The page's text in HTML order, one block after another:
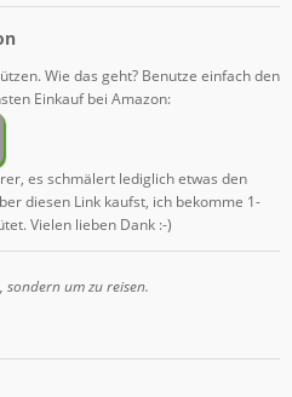
Wie das geht? Benutze einfach den
Einkauf bei Amazon:
es schmälert lediglich etwas den
diesen Link kaufst, ich bekomme 1-
Vielen lieben Dank :-)
um zu reisen.